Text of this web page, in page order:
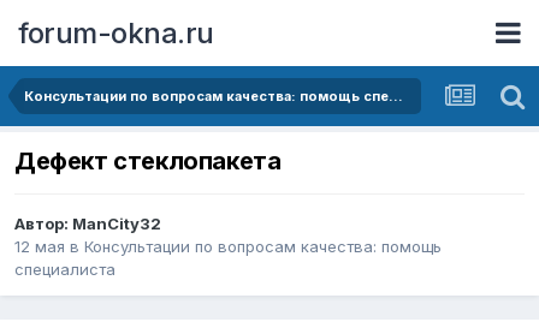
forum-okna.ru
Консультации по вопросам качества: помощь специалиста
Дефект стеклопакета
Автор: ManCity32
12 мая в Консультации по вопросам качества: помощь
специалиста